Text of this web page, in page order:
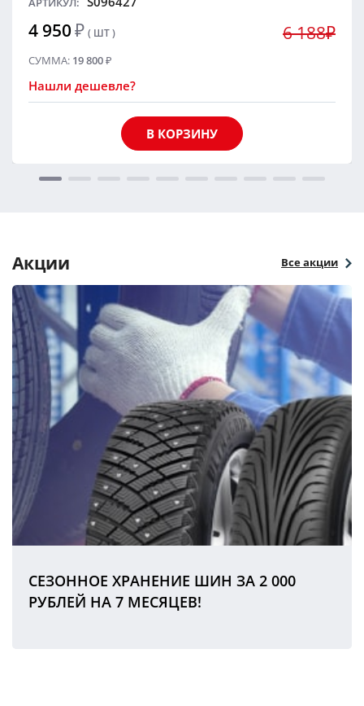
4 950₽ ( ШТ ) 6 188₽
СУММА: 19 800₽
Нашли дешевле?
В КОРЗИНУ
Акции Все акции
СЕЗОННОЕ ХРАНЕНИЕ ШИН ЗА 2 000
РУБЛЕЙ НА 7 МЕСЯЦЕВ!